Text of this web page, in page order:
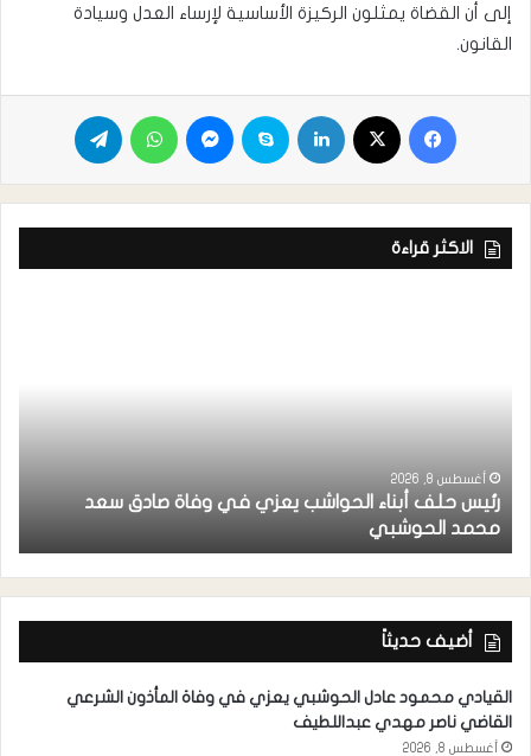
إلى أن القضاة يمثلون الركيزة الأساسية لإرساء العدل وسيادة
القانون.
الاكثر قراءة
أغسطس 8, 2026
رئيس حلف أبناء الحواشب يعزي في وفاة صادق سعد
محمد الحوشبي
أضيف حديثاً
القيادي محمود عادل الحوشبي يعزي في وفاة المأذون الشرعي
القاضي ناصر مهدي عبداللطيف
أغسطس 8, 2026